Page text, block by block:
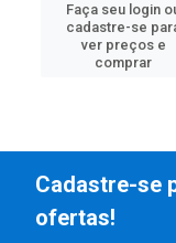
Faça seu login
cadastre-se
ver preços e
comprar
Cadastre-se
ofertas!